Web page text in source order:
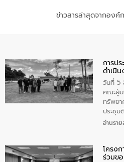
ข่าวสารล่าสุดจากองค์
การป
ดำเนิ
ทรัพย
ปีงบป
วันที่ 5
คณะผู้บ
ทรัพยา
ประชุม
ตามพร
วัดสิง
สุขชื่น
อ่านรา
โครง
ร่วมข